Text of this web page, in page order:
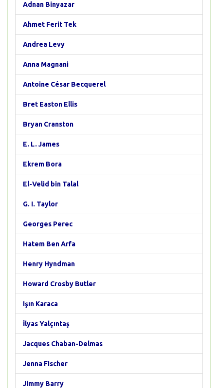
Adnan Binyazar
Ahmet Ferit Tek
Andrea Levy
Anna Magnani
Antoine César Becquerel
Bret Easton Ellis
Bryan Cranston
E. L. James
Ekrem Bora
El-Velid bin Talal
G. I. Taylor
Georges Perec
Hatem Ben Arfa
Henry Hyndman
Howard Crosby Butler
Işın Karaca
İlyas Yalçıntaş
Jacques Chaban-Delmas
Jenna Fischer
Jimmy Barry